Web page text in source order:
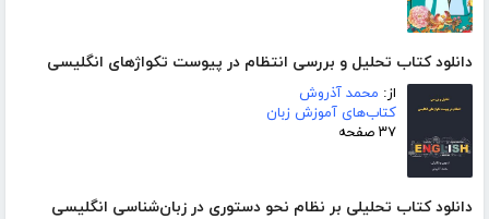
دانلود کتاب تحلیل و بررسی انتظام در پیوست تکواژهای انگلیسی
از: محمد آذروش
کتاب‌های آموزش زبان
۳۷ صفحه
دانلود کتاب تحلیلی بر نظام نحو دستوری در زبان‌شناسی انگلیسی